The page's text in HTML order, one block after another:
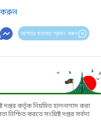
করুন
আপনার মতামত প্রদান করুন
দপ্তর কর্তৃক নিয়মিত হালনাগাদ করা
নিশ্চিত করতে সংশ্লিষ্ট দপ্তর সর্বদা